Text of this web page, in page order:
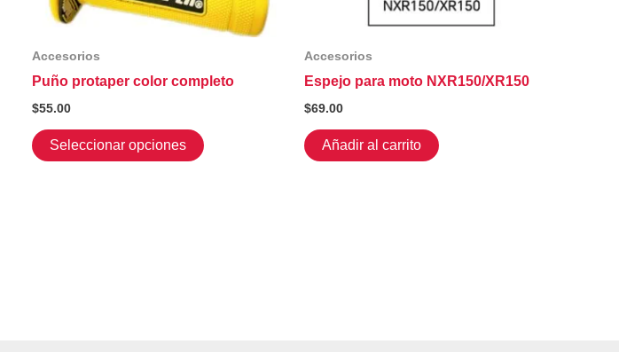
Accesorios
Puño protaper color completo
$55.00
Seleccionar opciones
Accesorios
Espejo para moto NXR150/XR150
$69.00
Añadir al carrito